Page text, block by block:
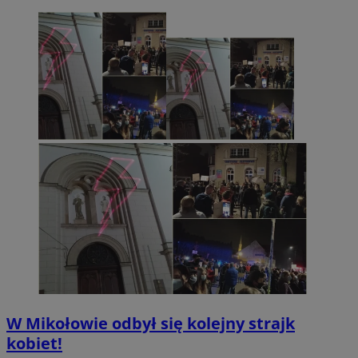
W Mikołowie odbył się kolejny strajk
kobiet!